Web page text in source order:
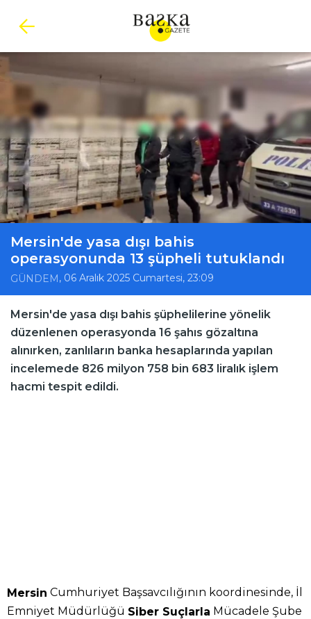
Mersin'de yasa dışı bahis
operasyonunda 13 şüpheli tutuklandı
GÜNDEM, 06 Aralık 2025 Cumartesi, 23:09
Mersin'de yasa dışı bahis şüphelilerine yönelik
düzenlenen operasyonda 16 şahıs gözaltına
alınırken, zanlıların banka hesaplarında yapılan
incelemede 826 milyon 758 bin 683 liralık işlem
hacmi tespit edildi.
Mersin Cumhuriyet Başsavcılığının koordinesinde, İl
Emniyet Müdürlüğü Siber Suçlarla Mücadele Şube